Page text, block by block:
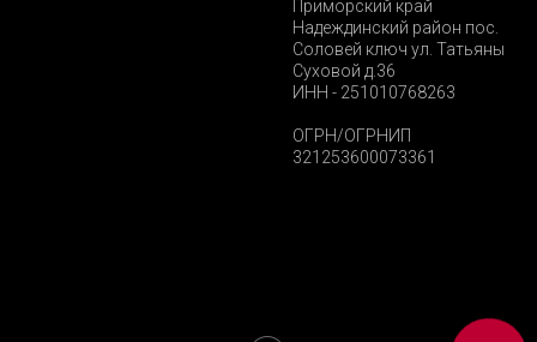
Приморский край
Надеждинский район пос.
Соловей ключ ул. Татьяны
Суховой д.36
ИНН - 251010768263
ОГРН/ОГРНИП
321253600073361